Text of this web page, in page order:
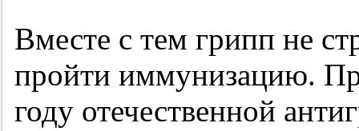
Вместе с тем грипп не
пройти иммунизацию.
году отечественной